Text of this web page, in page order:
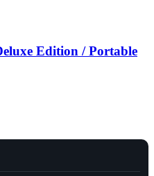
Edition / Portable